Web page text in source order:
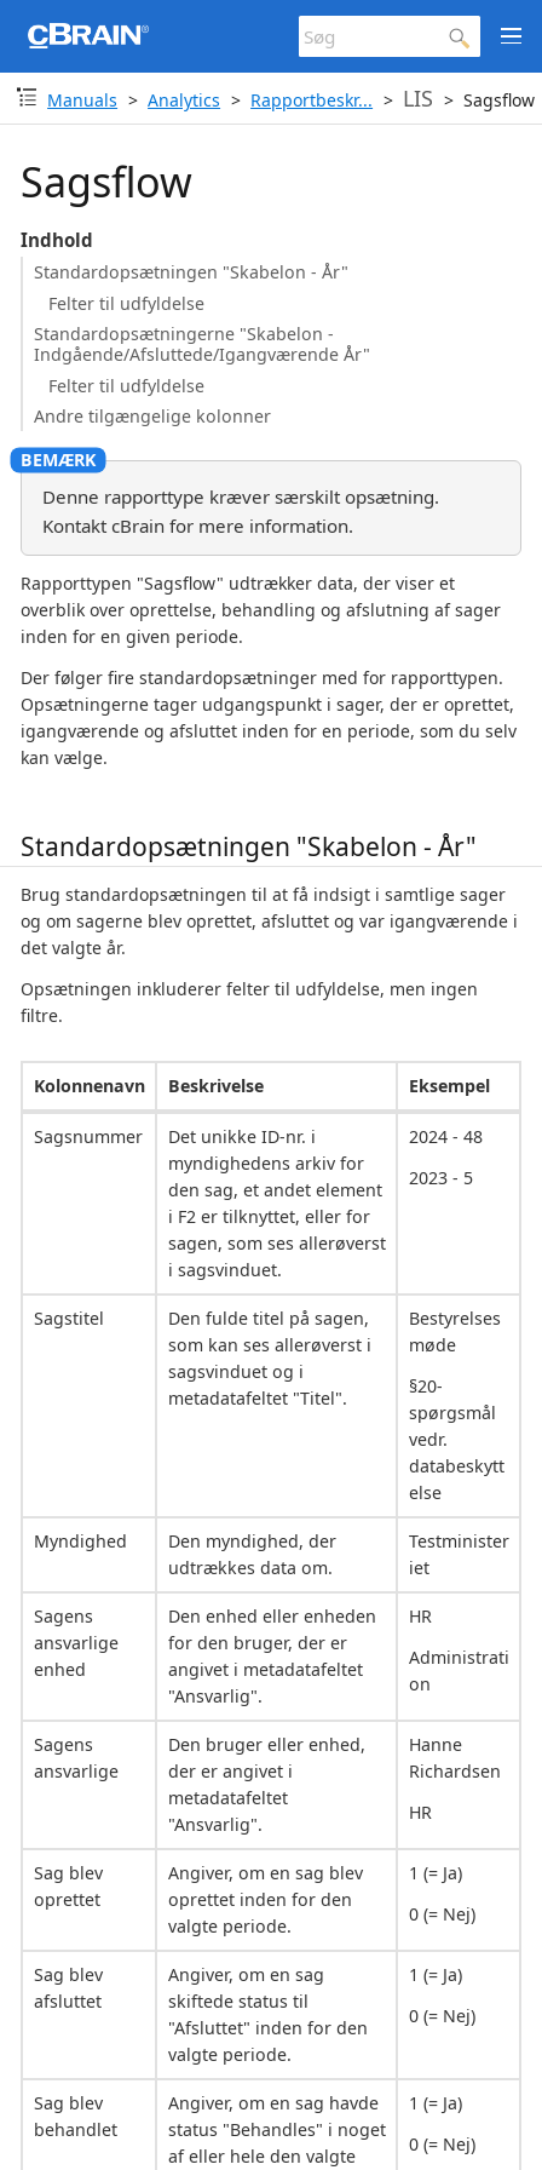
Manuals Analytics Rapportbeskr... LIS Sagsflow
Sagsflow
Indhold
Standardopsætningen "Skabelon - År"
Felter til udfyldelse
Standardopsætningerne "Skabelon -
Indgående/Afsluttede/Igangværende År"
Felter til udfyldelse
Andre tilgængelige kolonner
Denne rapporttype kræver særskilt opsætning.
Kontakt cBrain for mere information.
Rapporttypen "Sagsflow" udtrækker data, der viser et
overblik over oprettelse, behandling og afslutning af sager
inden for en given periode.
Der følger fire standardopsætninger med for rapporttypen.
Opsætningerne tager udgangspunkt i sager, der er oprettet,
igangværende og afsluttet inden for en periode, som du selv
kan vælge.
Standardopsætningen "Skabelon - År"
Brug standardopsætningen til at få indsigt i samtlige sager
og om sagerne blev oprettet, afsluttet og var igangværende i
det valgte år.
Opsætningen inkluderer felter til udfyldelse, men ingen
filtre.
Kolonnenavn Beskrivelse Eksempel
Sagsnummer
Det unikke ID-nr. i
myndighedens arkiv for
den sag, et andet element
i F2 er tilknyttet, eller for
sagen, som ses allerøverst
i sagsvinduet.
2024 - 48
2023 - 5
Sagstitel
Den fulde titel på sagen,
som kan ses allerøverst i
sagsvinduet og i
metadatafeltet "Titel".
Bestyrelses
møde
§20-
spørgsmål
vedr.
databeskytt
else
Myndighed
Den myndighed, der
udtrækkes data om.
Testminister
iet
Sagens
ansvarlige
enhed
Den enhed eller enheden
for den bruger, der er
angivet i metadatafeltet
"Ansvarlig".
HR
Administrati
on
Sagens
ansvarlige
Den bruger eller enhed,
der er angivet i
metadatafeltet
"Ansvarlig".
Hanne
Richardsen
HR
Sag blev
oprettet
Angiver, om en sag blev
oprettet inden for den
valgte periode.
1 (= Ja)
0 (= Nej)
Sag blev
afsluttet
Angiver, om en sag
skiftede status til
"Afsluttet" inden for den
valgte periode.
1 (= Ja)
0 (= Nej)
Sag blev
behandlet
Angiver, om en sag havde
status "Behandles" i noget
af eller hele den valgte
1 (= Ja)
0 (= Nej)